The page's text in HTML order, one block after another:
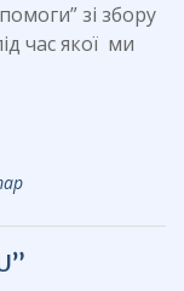
зі збору
час якої ми